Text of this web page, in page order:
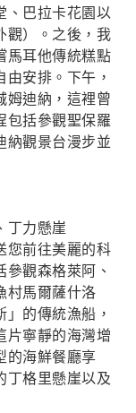
、巴拉卡花園以
）。之後，我
馬耳他傳統糕點
安排。下午，
姆迪納，這裡曾
包括參觀聖保羅
納觀景台漫步並
丁力懸崖
您前往美麗的科
觀森格萊阿、
村馬爾薩什洛
的傳統漁船，
片寧靜的海灣增
的海鮮餐廳享
丁格里懸崖以及